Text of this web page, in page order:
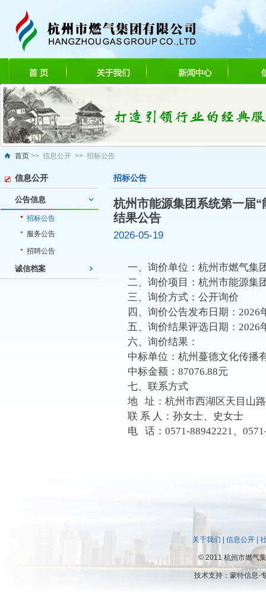
首页 >> 信息公开 >> 招标公告
信息公开
公告信息
招标公告
服务公告
招聘公告
诚信档案
招标公告
杭州市能源集团系统第一届
结果公告
2026-05-19
一、询价单位：杭州市燃气集
二、询价项目：杭州市能源集
三、询价方式：公开询价
四、询价公告发布日期：2026
五、询价结果评选日期：2026
六、询价结果：
中标单位：杭州蔓德文化传播
中标金额：87076.88元
七、联系方式
地 址：杭州市西湖区天目山
联 系 人：孙女士、史女士
电 话：0571-88942221、
关于我们 信息公开|
©2011 杭州市燃气
技术支持： 蒙特信息·